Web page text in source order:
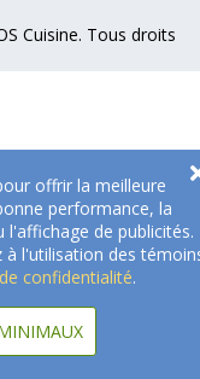
offrir la meilleure
performance, la
de publicités.
à l'utilisation des
confidentialité.
Cuisine. Tous droits